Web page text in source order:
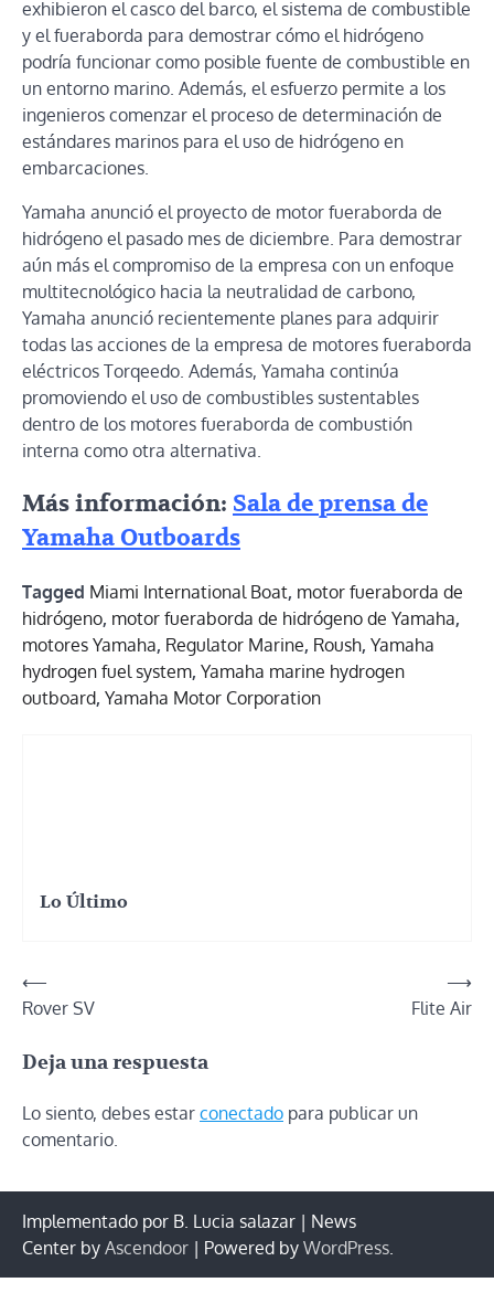
exhibieron el casco del barco, el sistema de combustible
y el fueraborda para demostrar cómo el hidrógeno
podría funcionar como posible fuente de combustible en
un entorno marino. Además, el esfuerzo permite a los
ingenieros comenzar el proceso de determinación de
estándares marinos para el uso de hidrógeno en
embarcaciones.
Yamaha anunció el proyecto de motor fueraborda de
hidrógeno el pasado mes de diciembre. Para demostrar
aún más el compromiso de la empresa con un enfoque
multitecnológico hacia la neutralidad de carbono,
Yamaha anunció recientemente planes para adquirir
todas las acciones de la empresa de motores fueraborda
eléctricos Torqeedo. Además, Yamaha continúa
promoviendo el uso de combustibles sustentables
dentro de los motores fueraborda de combustión
interna como otra alternativa.
Más información: Sala de prensa de
Yamaha Outboards
Tagged Miami International Boat, motor fueraborda de
hidrógeno, motor fueraborda de hidrógeno de Yamaha,
motores Yamaha, Regulator Marine, Roush, Yamaha
hydrogen fuel system, Yamaha marine hydrogen
outboard, Yamaha Motor Corporation
Lo Último
Navegación
de
entradas
⟵
Rover SV
Flite Air
⟶
Deja una respuesta
Lo siento, debes estar conectado para publicar un
comentario.
Implementado por B. Lucia salazar | News
Center by Ascendoor | Powered by WordPress